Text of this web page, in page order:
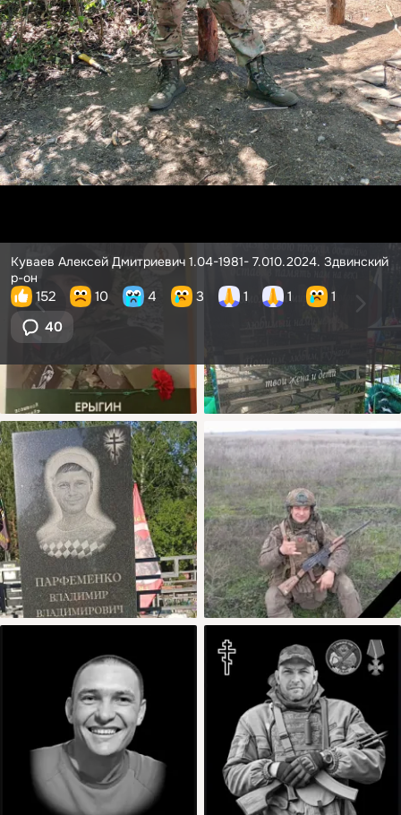
Куваев Алексей Дмитриевич 1.04-1981- 7.010.2024. Здвинский
р-он
152 10 4 3 1 1
1
40